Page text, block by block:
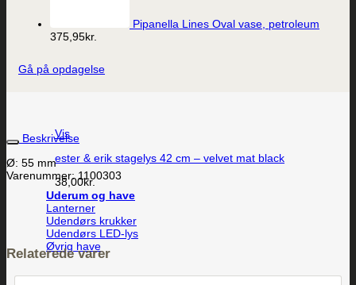
Vis
ester & erik stagelys 42 cm – velvet mat black
38,00kr.
Uderum og have
Lanterner
Udendørs krukker
Udendørs LED-lys
Øvrig have
Pipanella Lines Oval vase, petroleum
375,95kr.
Gå på opdagelse
Beskrivelse
Ø: 55 mm
Varenummer: 1100303
Relaterede varer